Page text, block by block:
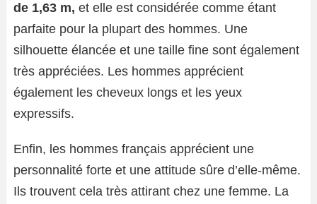
de 1,63 m, et elle est considérée comme étant
parfaite pour la plupart des hommes. Une
silhouette élancée et une taille fine sont également
très appréciées. Les hommes apprécient
également les cheveux longs et les yeux
expressifs.
Enfin, les hommes français apprécient une
personnalité forte et une attitude sûre d’elle-même.
Ils trouvent cela très attirant chez une femme. La